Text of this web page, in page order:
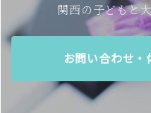
関西の子どもと
お問い合わせ・